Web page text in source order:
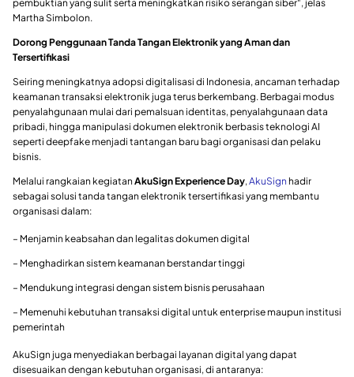
pembuktian yang sulit serta meningkatkan risiko serangan siber“, jelas
Martha Simbolon.
Dorong Penggunaan Tanda Tangan Elektronik yang Aman dan
Tersertifikasi
Seiring meningkatnya adopsi digitalisasi di Indonesia, ancaman terhadap
keamanan transaksi elektronik juga terus berkembang. Berbagai modus
penyalahgunaan mulai dari pemalsuan identitas, penyalahgunaan data
pribadi, hingga manipulasi dokumen elektronik berbasis teknologi AI
seperti deepfake menjadi tantangan baru bagi organisasi dan pelaku
bisnis.
Melalui rangkaian kegiatan AkuSign Experience Day,AkuSign hadir
sebagai solusi tanda tangan elektronik tersertifikasi yang membantu
organisasi dalam:
– Menjamin keabsahan dan legalitas dokumen digital
– Menghadirkan sistem keamanan berstandar tinggi
– Mendukung integrasi dengan sistem bisnis perusahaan
– Memenuhi kebutuhan transaksi digital untuk enterprise maupun institusi
pemerintah
AkuSign juga menyediakan berbagai layanan digital yang dapat
disesuaikan dengan kebutuhan organisasi, di antaranya: